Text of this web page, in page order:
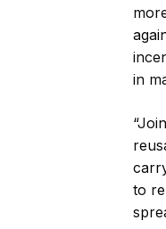
in
to